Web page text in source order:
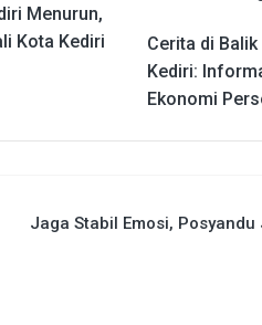
Menurun,
Kota Kediri
Cerita di
Kediri:
Ekonomi
Jaga Stabil Emosi,